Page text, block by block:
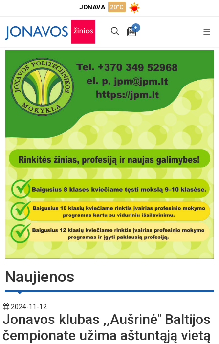
JONAVA 20°C
+
Naujienos
2024-11-12
Jonavos klubas ,,Aušrinė" Baltijos
čempionate užima aštuntąją vietą